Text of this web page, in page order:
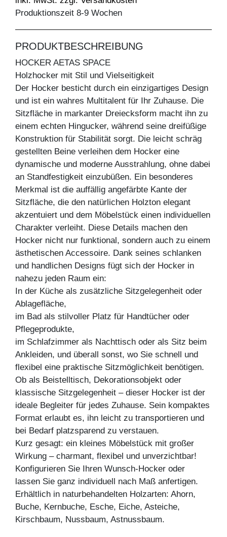
Produktionszeit 8-9 Wochen
PRODUKTBESCHREIBUNG
HOCKER AETAS SPACE
Holzhocker mit Stil und Vielseitigkeit
Der Hocker besticht durch ein einzigartiges Design
und ist ein wahres Multitalent für Ihr Zuhause. Die
Sitzfläche in markanter Dreiecksform macht ihn zu
einem echten Hingucker, während seine dreifüßige
Konstruktion für Stabilität sorgt. Die leicht schräg
gestellten Beine verleihen dem Hocker eine
dynamische und moderne Ausstrahlung, ohne dabei
an Standfestigkeit einzubüßen. Ein besonderes
Merkmal ist die auffällig angefärbte Kante der
Sitzfläche, die den natürlichen Holzton elegant
akzentuiert und dem Möbelstück einen individuellen
Charakter verleiht. Diese Details machen den
Hocker nicht nur funktional, sondern auch zu einem
ästhetischen Accessoire. Dank seines schlanken
und handlichen Designs fügt sich der Hocker in
nahezu jeden Raum ein:
In der Küche als zusätzliche Sitzgelegenheit oder
Ablagefläche,
im Bad als stilvoller Platz für Handtücher oder
Pflegeprodukte,
im Schlafzimmer als Nachttisch oder als Sitz beim
Ankleiden, und überall sonst, wo Sie schnell und
flexibel eine praktische Sitzmöglichkeit benötigen.
Ob als Beistelltisch, Dekorationsobjekt oder
klassische Sitzgelegenheit – dieser Hocker ist der
ideale Begleiter für jedes Zuhause. Sein kompaktes
Format erlaubt es, ihn leicht zu transportieren und
bei Bedarf platzsparend zu verstauen.
Kurz gesagt: ein kleines Möbelstück mit großer
Wirkung – charmant, flexibel und unverzichtbar!
Konfigurieren Sie Ihren Wunsch-Hocker oder
lassen Sie ganz individuell nach Maß anfertigen.
Erhältlich in naturbehandelten Holzarten: Ahorn,
Buche, Kernbuche, Esche, Eiche, Asteiche,
Kirschbaum, Nussbaum, Astnussbaum.